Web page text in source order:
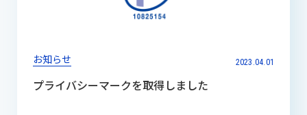
お知らせ 2023.04.01
プライバシーマークを取得しました